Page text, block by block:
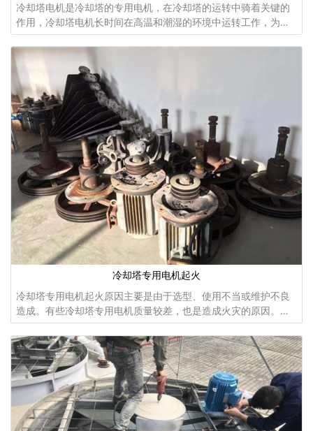
冷却塔电机是冷却塔的专用电机，在冷却塔的运转中骑着关键的
作用，冷却塔电机长时间在高温和潮湿的环境中运转工作，为了
保证冷却塔的正常运转，因此冷却塔电机的要求是比较高的。
冷却塔专用电机起火
冷却塔专用电机起火原因主要是由于选型、使用不当或维护不良
造成。有些冷却塔专用电机质量较差，也是造成火灾的原因。冷
却塔专用电机的主要起火部分为绕组和轴承。冷却塔专用电机的
开关。冷却塔专用电机起火原因主要有